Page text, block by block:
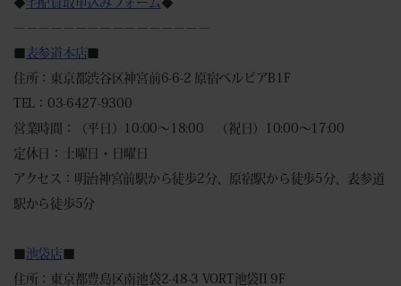
－－－－－－－－－－－－－－－－
■ 表参道本店■
住所：東京都渋谷区神宮前6-6-2 原宿ベルピアB1F
TEL：03-6427-9300
営業時間：（平日）10:00～18:00 （祝日）10:00～17:00
定休日：土曜日・日曜日
アクセス：明治神宮前駅から徒歩2分、原宿駅から徒歩5分、表参道
駅から徒歩5分
■池袋店■
住所：東京都豊島区南池袋2-48-3 VORT池袋II 9F